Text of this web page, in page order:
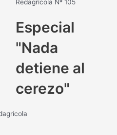
Redagrícola Nº 105
Especial
"Nada
detiene al
cerezo"